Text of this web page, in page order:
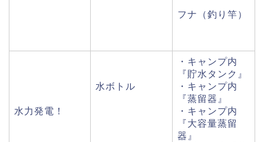
フナ（釣り竿）
水力発電！
水ボトル
・キャンプ内
『貯水タンク』
・キャンプ内
『蒸留器』
・キャンプ内
『大容量蒸留
器』